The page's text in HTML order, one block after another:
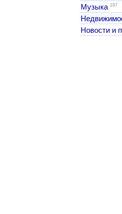
Музыка 197
Новости и